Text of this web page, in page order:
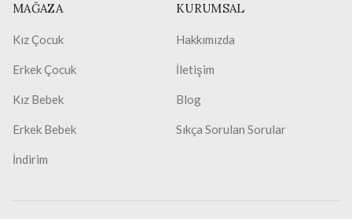
MAĞAZA
Kız Çocuk
Erkek Çocuk
Kız Bebek
Erkek Bebek
İndirim
KURUMSAL
Hakkımızda
İletişim
Blog
Sıkça Sorulan Sorular